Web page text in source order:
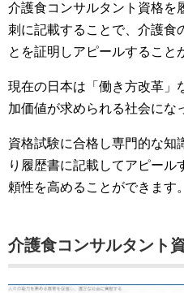
介護食コンサルタント資格を
刺に記載することで、介護食
とを証明しアピールすること
現在の日本は「働き方改革」
加価値が求められる社会にな
資格試験に合格し専門的な知
り履歴書に記載してアピー
頼性を高めることができます。
介護食コンサルタント